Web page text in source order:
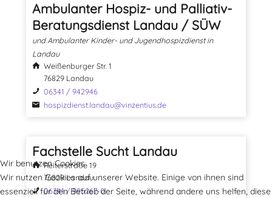
Ambulanter Hospiz- und Palliativ-
Beratungsdienst Landau / SÜW
und Ambulanter Kinder- und Jugendhospizdienst in
Landau
Weißenburger Str. 1
76829 Landau
06341 / 942946
hospizdienst.landau@vinzentius.de
Fachstelle Sucht Landau
Reiterstraße 19
76829 Landau
06341 / 995267-0
Wir benutzen Cookies
Wir nutzen Cookies auf unserer Website. Einige von ihnen sind
essenziell für den Betrieb der Seite, während andere uns helfen, diese